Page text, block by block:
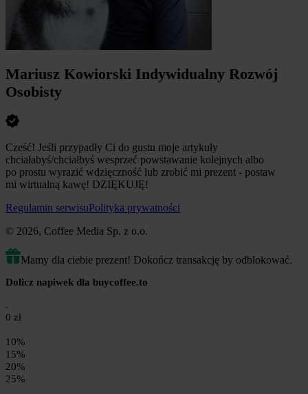
Mariusz Kowiorski Indywidualny Rozwój
Osobisty
Cześć! Jeśli przypadły Ci do gustu moje artykuły
chciałabyś/chciałbyś wesprzeć powstawanie kolejnych albo
po prostu wyrazić wdzięczność lub zrobić mi prezent - postaw
mi wirtualną kawę! DZIĘKUJĘ!
Regulamin serwisuPolityka prywatności
© 2026, Coffee Media Sp. z o.o.
Mamy dla ciebie prezent! Dokończ transakcję by odblokować.
Dolicz napiwek dla buycoffee.to
0 zł
10%
15%
20%
25%